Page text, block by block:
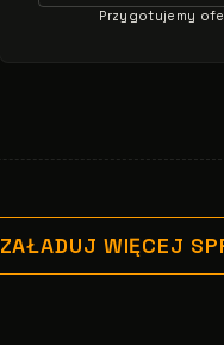
Przygotujemy
ZAŁADUJ WIĘCEJ